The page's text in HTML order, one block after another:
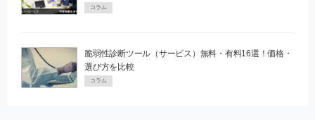
コラム
脆弱性診断ツール（サービス）無料・有料16選！価格・
選び方を比較
コラム